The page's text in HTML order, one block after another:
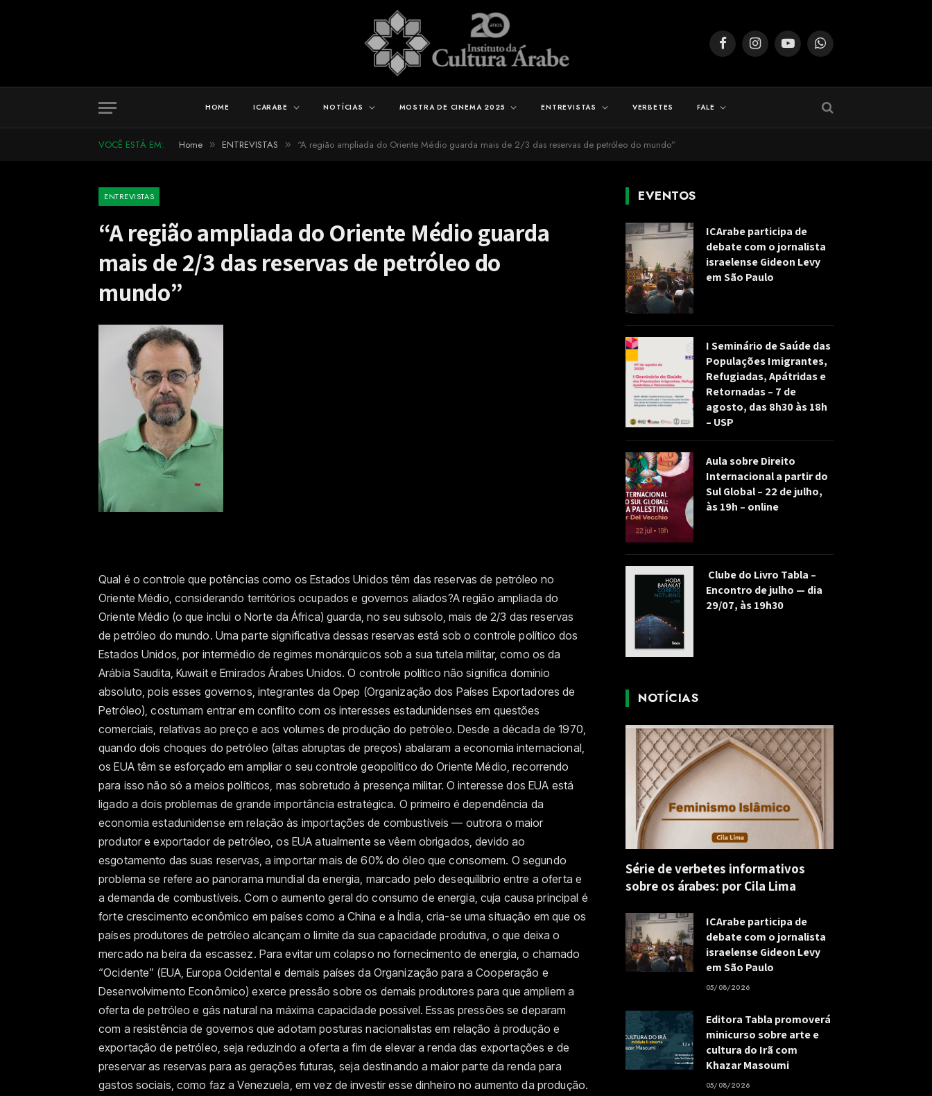
FacebookInstagramYouTubeWhatsApp
HOME ICARABE NOTÍCIAS MOSTRA DE CINEMA 2025 ENTREVISTAS VERBETES FALE
VOCÊ ESTÁ EM: Home » ENTREVISTAS » “A região ampliada do Oriente Médio guarda mais de 2/3 das reservas de petróleo do mundo”
ENTREVISTAS
“A região ampliada do Oriente Médio guarda
mais de 2/3 das reservas de petróleo do
mundo”
Qual é o controle que potências como os Estados Unidos têm das reservas de petróleo no
Oriente Médio, considerando territórios ocupados e governos aliados?A região ampliada do
Oriente Médio (o que inclui o Norte da África) guarda, no seu subsolo, mais de 2/3 das reservas
de petróleo do mundo. Uma parte significativa dessas reservas está sob o controle político dos
Estados Unidos, por intermédio de regimes monárquicos sob a sua tutela militar, como os da
Arábia Saudita, Kuwait e Emirados Árabes Unidos. O controle político não significa domínio
absoluto, pois esses governos, integrantes da Opep (Organização dos Países Exportadores de
Petróleo), costumam entrar em conflito com os interesses estadunidenses em questões
comerciais, relativas ao preço e aos volumes de produção do petróleo. Desde a década de 1970,
quando dois choques do petróleo (altas abruptas de preços) abalaram a economia internacional,
os EUA têm se esforçado em ampliar o seu controle geopolítico do Oriente Médio, recorrendo
para isso não só a meios políticos, mas sobretudo à presença militar. O interesse dos EUA está
ligado a dois problemas de grande importância estratégica. O primeiro é dependência da
economia estadunidense em relação às importações de combustíveis — outrora o maior
produtor e exportador de petróleo, os EUA atualmente se vêem obrigados, devido ao
esgotamento das suas reservas, a importar mais de 60% do óleo que consomem. O segundo
problema se refere ao panorama mundial da energia, marcado pelo desequílíbrio entre a oferta e
a demanda de combustíveis. Com o aumento geral do consumo de energia, cuja causa principal é
forte crescimento econômico em países como a China e a Índia, cria-se uma situação em que os
países produtores de petróleo alcançam o limite da sua capacidade produtiva, o que deixa o
mercado na beira da escassez. Para evitar um colapso no fornecimento de energia, o chamado
“Ocidente” (EUA, Europa Ocidental e demais países da Organização para a Cooperação e
Desenvolvimento Econômico) exerce pressão sobre os demais produtores para que ampliem a
oferta de petróleo e gás natural na máxima capacidade possível. Essas pressões se deparam
com a resistência de governos que adotam posturas nacionalistas em relação à produção e
exportação de petróleo, seja reduzindo a oferta a fim de elevar a renda das exportações e de
preservar as reservas para as gerações futuras, seja destinando a maior parte da renda para
gastos sociais, como faz a Venezuela, em vez de investir esse dinheiro no aumento da produção.
EVENTOS
ICArabe participa de
debate com o jornalista
israelense Gideon Levy
em São Paulo
I Seminário de Saúde das
Populações Imigrantes,
Refugiadas, Apátridas e
Retornadas – 7 de
agosto, das 8h30 às 18h
– USP
Aula sobre Direito
Internacional a partir do
Sul Global – 22 de julho,
às 19h – online
Clube do Livro Tabla –
Encontro de julho — dia
29/07, às 19h30
NOTÍCIAS
Série de verbetes informativos
sobre os árabes: por Cila Lima
ICArabe participa de
debate com o jornalista
israelense Gideon Levy
em São Paulo
05/08/2026
Editora Tabla promoverá
minicurso sobre arte e
cultura do Irã com
Khazar Masoumi
05/08/2026